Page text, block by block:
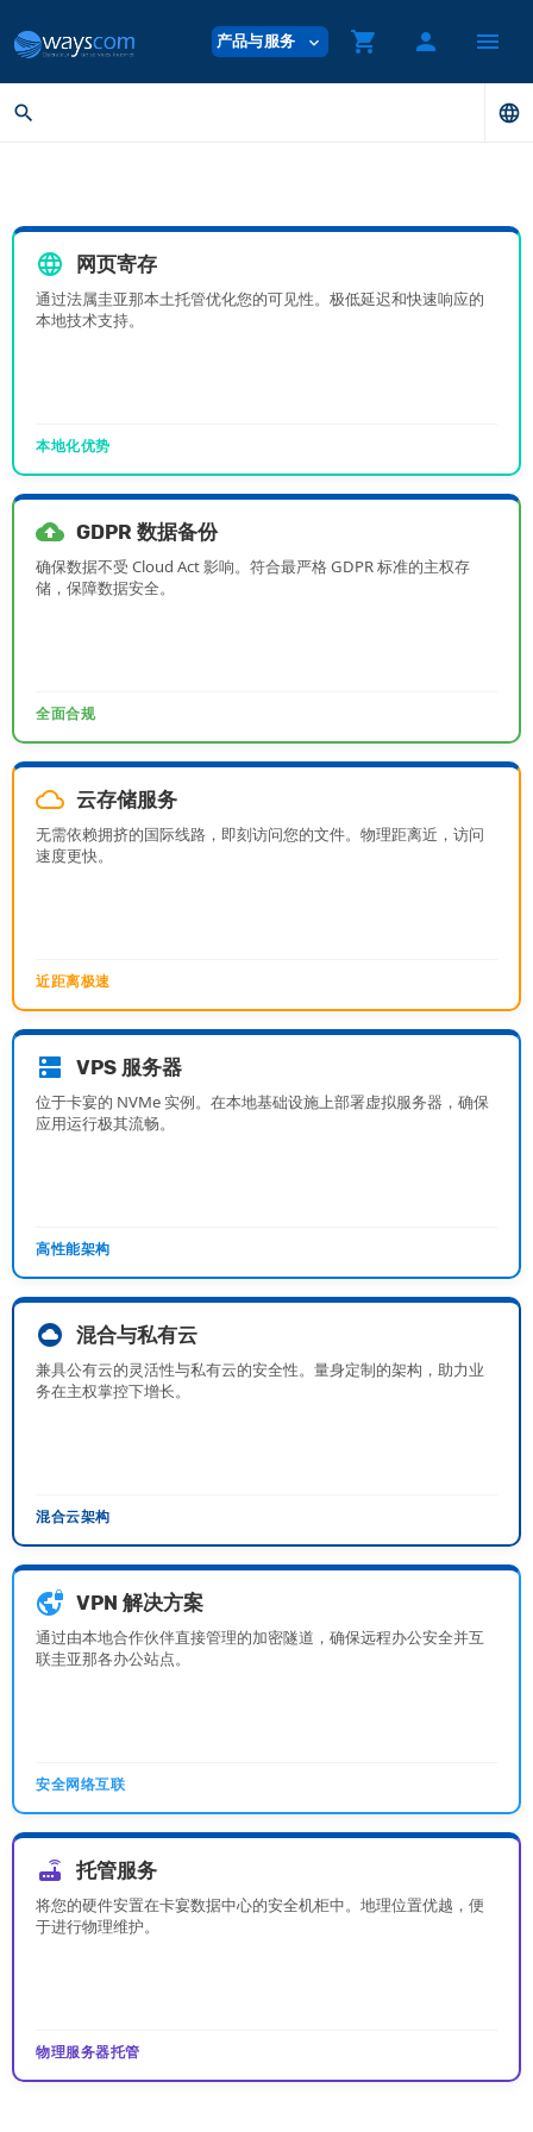
产品与服务 expand_more shopping_cart person menu
search language
language 网页寄存
通过法属圭亚那本土托管优化您的可见性。极低延迟和快速响应的
本地技术支持。
本地化优势
backup GDPR 数据备份
确保数据不受 Cloud Act 影响。符合最严格 GDPR 标准的主权存
储，保障数据安全。
全面合规
cloud_queue 云存储服务
无需依赖拥挤的国际线路，即刻访问您的文件。物理距离近，访问
速度更快。
近距离极速
dns VPS 服务器
位于卡宴的 NVMe 实例。在本地基础设施上部署虚拟服务器，确保
应用运行极其流畅。
高性能架构
cloud_circle 混合与私有云
兼具公有云的灵活性与私有云的安全性。量身定制的架构，助力业
务在主权掌控下增长。
混合云架构
vpn_lock VPN 解决方案
通过由本地合作伙伴直接管理的加密隧道，确保远程办公安全并互
联圭亚那各办公站点。
安全网络互联
router 托管服务
将您的硬件安置在卡宴数据中心的安全机柜中。地理位置优越，便
于进行物理维护。
物理服务器托管